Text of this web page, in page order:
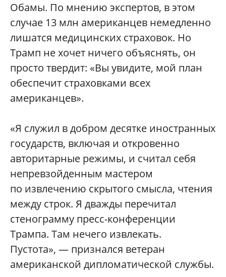
Обамы. По мнению экспертов, в этом
случае 13 млн американцев немедленно
лишатся медицинских страховок. Но
Трамп не хочет ничего объяснять, он
просто твердит: «Вы увидите, мой план
обеспечит страховками всех
американцев».
«Я служил в добром десятке иностранных
государств, включая и откровенно
авторитарные режимы, и считал себя
непревзойденным мастером
по извлечению скрытого смысла, чтения
между строк. Я дважды перечитал
стенограмму пресс-конференции
Трампа. Там нечего извлекать.
Пустота», — признался ветеран
американской дипломатической службы.